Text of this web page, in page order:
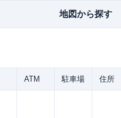
地図から探す
ATM 駐車場 住所